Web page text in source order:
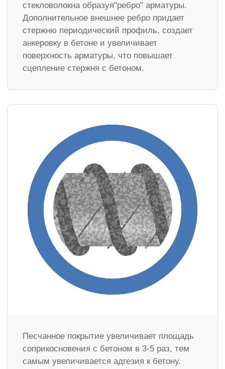
стекловолокна образуя"ребро" арматуры.
Дополнительное внешнее ребро придает
стержню периодический профиль, создает
анкеровку в бетоне и увеличивает
поверхность арматуры, что повышает
сцепление стержня с бетоном.
Песчанное покрытие увеличивает площадь
соприкосновения с бетоном в 3-5 раз, тем
самым увеличивается адгезия к бетону.